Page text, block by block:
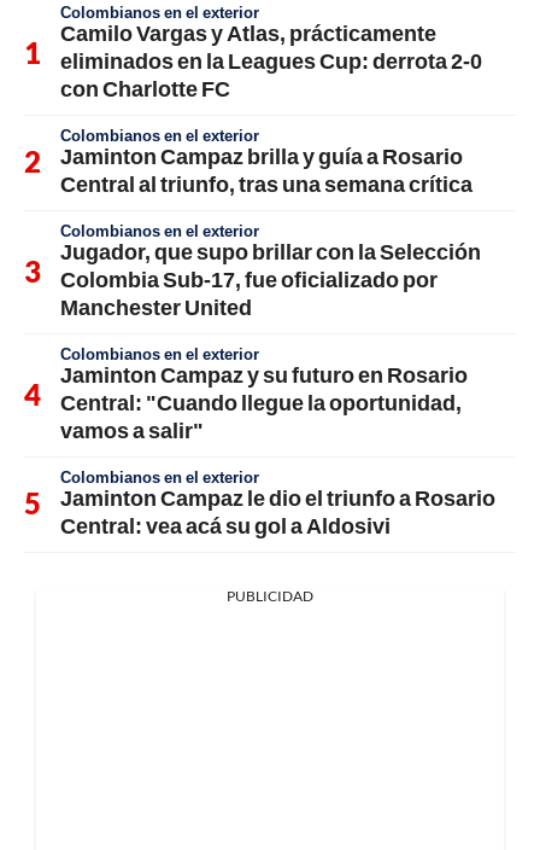
Colombianos en el exterior
Camilo Vargas y Atlas, prácticamente
eliminados en la Leagues Cup: derrota 2-0
con Charlotte FC
Colombianos en el exterior
Jaminton Campaz brilla y guía a Rosario
Central al triunfo, tras una semana crítica
Colombianos en el exterior
Jugador, que supo brillar con la Selección
Colombia Sub-17, fue oficializado por
Manchester United
Colombianos en el exterior
Jaminton Campaz y su futuro en Rosario
Central: "Cuando llegue la oportunidad,
vamos a salir"
Colombianos en el exterior
Jaminton Campaz le dio el triunfo a Rosario
Central: vea acá su gol a Aldosivi
PUBLICIDAD